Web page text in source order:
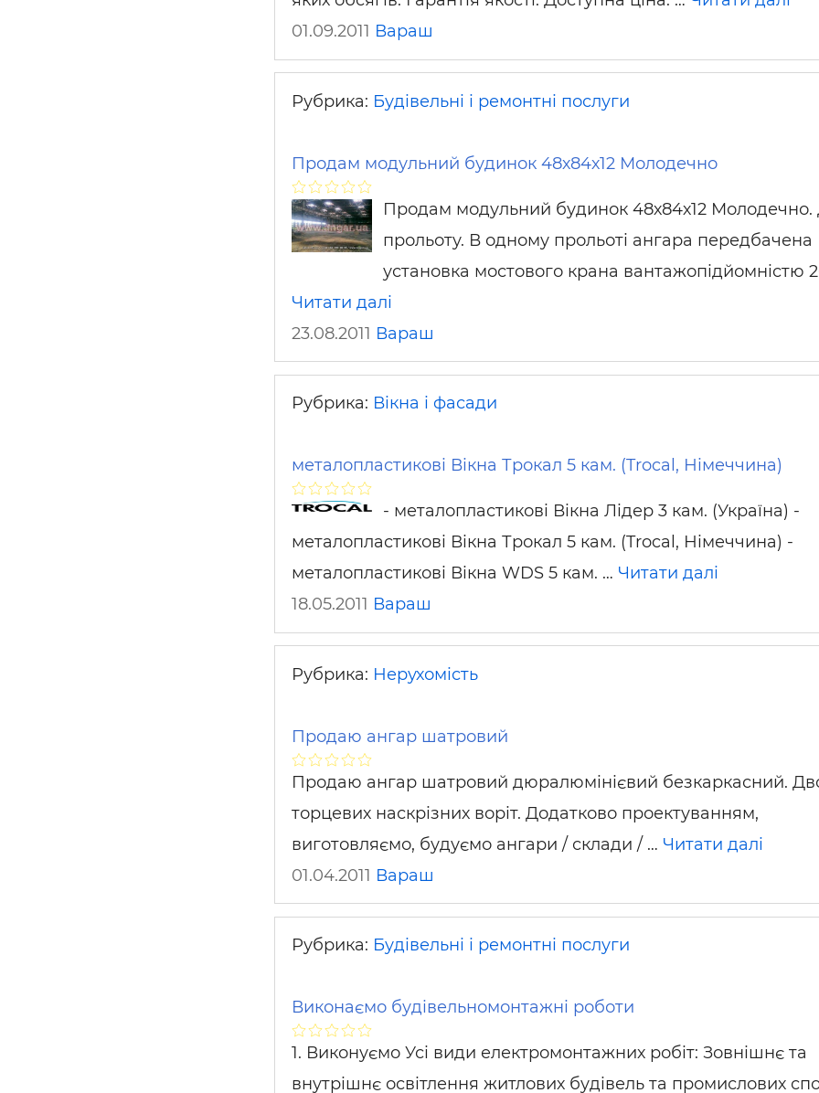
01.09.2011 Вараш
Рубрика: Будівельні і ремонтні послуги
Продам модульний будинок 48х84х12 Молодечно
Продам модульний будинок 48х84х12 Молодечно.
прольоту. В одному прольоті ангара передбачена
установка мостового крана вантажопідйомністю
Читати далі
23.08.2011 Вараш
Рубрика: Вікна і фасади
металопластикові Вікна Трокал 5 кам. (Trocal, Німеччина)
- металопластикові Вікна Лідер 3 кам. (Україна) -
металопластикові Вікна Трокал 5 кам. (Trocal, Німеччина) -
металопластикові Вікна WDS 5 кам. … Читати далі
18.05.2011 Вараш
Рубрика: Нерухомість
Продаю ангар шатровий
Продаю ангар шатровий дюралюмінієвий безкаркасний.
торцевих наскрізних воріт. Додатково проектуванням,
виготовляємо, будуємо ангари / склади / … Читати далі
01.04.2011 Вараш
Рубрика: Будівельні і ремонтні послуги
Виконаємо будівельномонтажні роботи
1. Виконуємо Усі види електромонтажних робіт: Зовнішнє та
внутрішнє освітлення житлових будівель та промислових